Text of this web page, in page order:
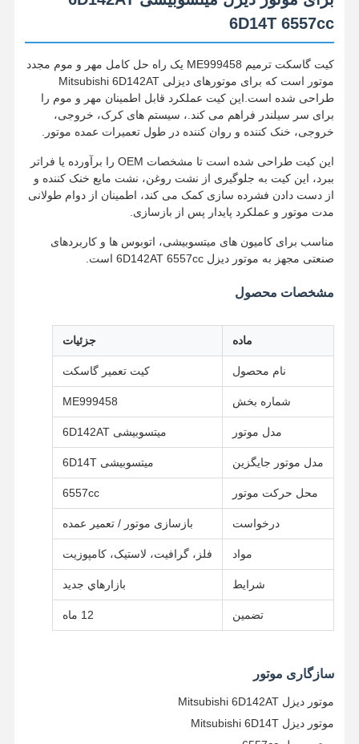
خانه محصولات
6D14T 6557cc
کیت گاسکت ترمیم ME999458 یک راه حل کامل مهر و موم مجدد
موتور است که برای موتورهای دیزلی Mitsubishi 6D142AT
طراحی شده است.این کیت عملکرد قابل اطمینان مهر و موم را
برای سر سیلندر فراهم می کند.، سیستم های کرک، خروجی،
خروجی، خنک کننده و روان کننده در طول تعمیرات عمده موتور.
این کیت طراحی شده است تا مشخصات OEM را برآورده یا فراتر
ببرد، این کیت به جلوگیری از نشت روغن، نشت مایع خنک کننده و
از دست دادن فشرده سازی کمک می کند، اطمینان از دوام طولانی
مدت موتور و عملکرد پایدار پس از بازسازی.
مناسب برای کامیون های میتسوبیشی، اتوبوس ها و کاربردهای
صنعتی مجهز به موتور دیزل 6D142AT 6557cc است.
مشخصات محصول
ماده جزئیات
نام محصول کیت تعمیر گاسکت
شماره بخش ME999458
مدل موتور میتسوبیشی 6D142AT
مدل موتور جایگزین میتسوبیشی 6D14T
محل حرکت موتور 6557cc
درخواست بازسازی موتور / تعمیر عمده
مواد فلز، گرافیت، لاستیک، کامپوزیت
شرایط بازارهاي جديد
تضمین 12 ماه
سازگاری موتور
موتور دیزل Mitsubishi 6D142AT
موتور دیزل Mitsubishi 6D14T